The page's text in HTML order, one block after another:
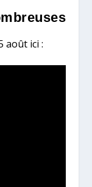
août ici :